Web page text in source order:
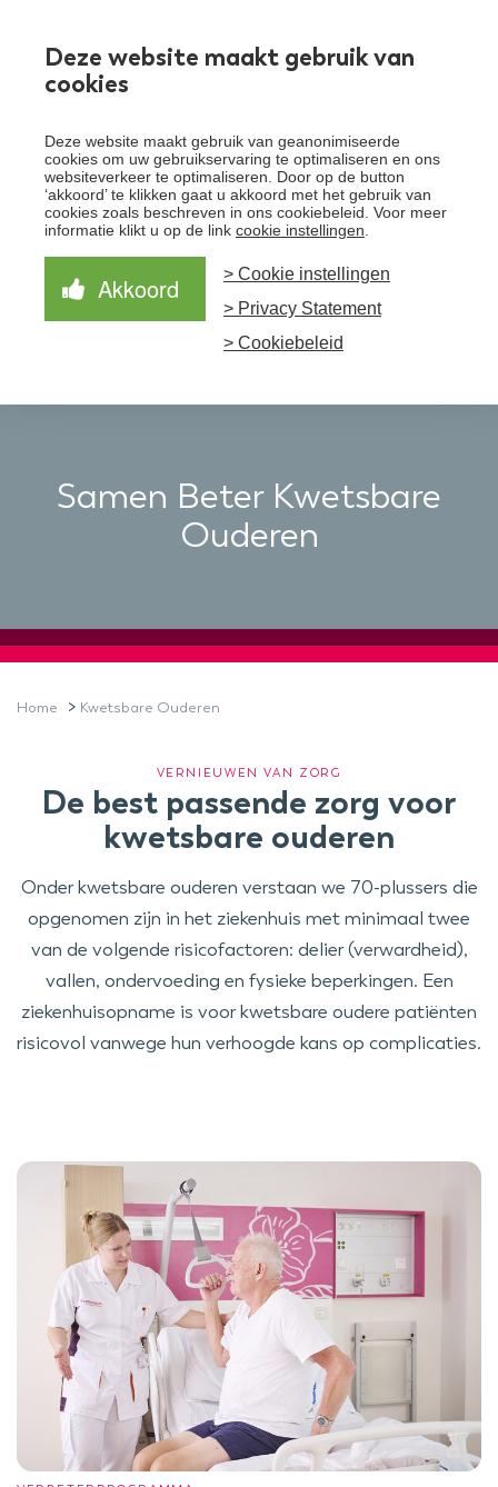
Deze website maakt gebruik van
cookies
Deze website maakt gebruik van geanonimiseerde
cookies om uw gebruikservaring te optimaliseren en ons
websiteverkeer te optimaliseren. Door op de button
‘akkoord’ te klikken gaat u akkoord met het gebruik van
cookies zoals beschreven in ons cookiebeleid. Voor meer
informatie klikt u op de link cookie instellingen
Akkoord
> Cookie instellingen
> Privacy Statement
> Cookiebeleid
Over Santeon
Waardegedreven zorg
aanpak
Samen Beter
Nieuws
Schrijf je in voor de nieuwsbrief
Schrijf je in voor onze nieuwsbrief en ontvang het
laatste nieuws!
Aanmelden nieuwsbrief
Samen Beter Kwetsbare
Ouderen
Home > Kwetsbare Ouderen
VERNIEUWEN VAN ZORG
De best passende zorg voor
kwetsbare ouderen
Onder kwetsbare ouderen verstaan we 70-plussers die
opgenomen zijn in het ziekenhuis met minimaal twee
van de volgende risicofactoren: delier (verwardheid),
vallen, ondervoeding en fysieke beperkingen. Een
ziekenhuisopname is voor kwetsbare oudere patiënten
risicovol vanwege hun verhoogde kans op complicaties.